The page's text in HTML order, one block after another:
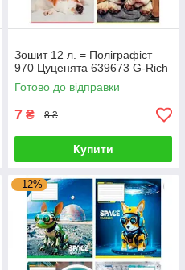
Зошит 12 л. = Поліграфіст
970 Цуценята 639673 G-Rich
Готово до відправки
7 ₴ 8 ₴
Купити
–12%